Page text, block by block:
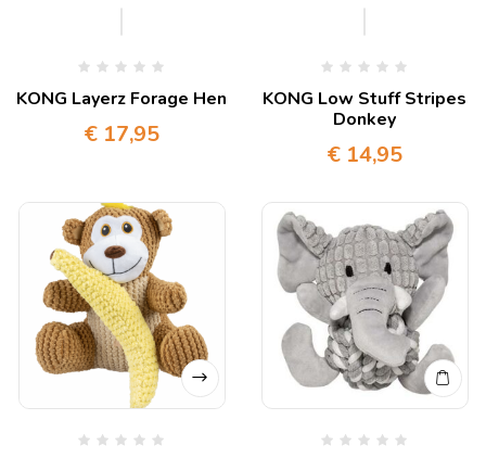
KONG Layerz Forage Hen
€ 17,95
KONG Low Stuff Stripes
Donkey
€ 14,95